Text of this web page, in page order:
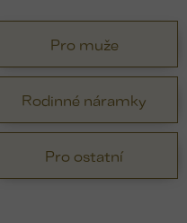
Pro muže
Rodinné náramky
Pro ostatní